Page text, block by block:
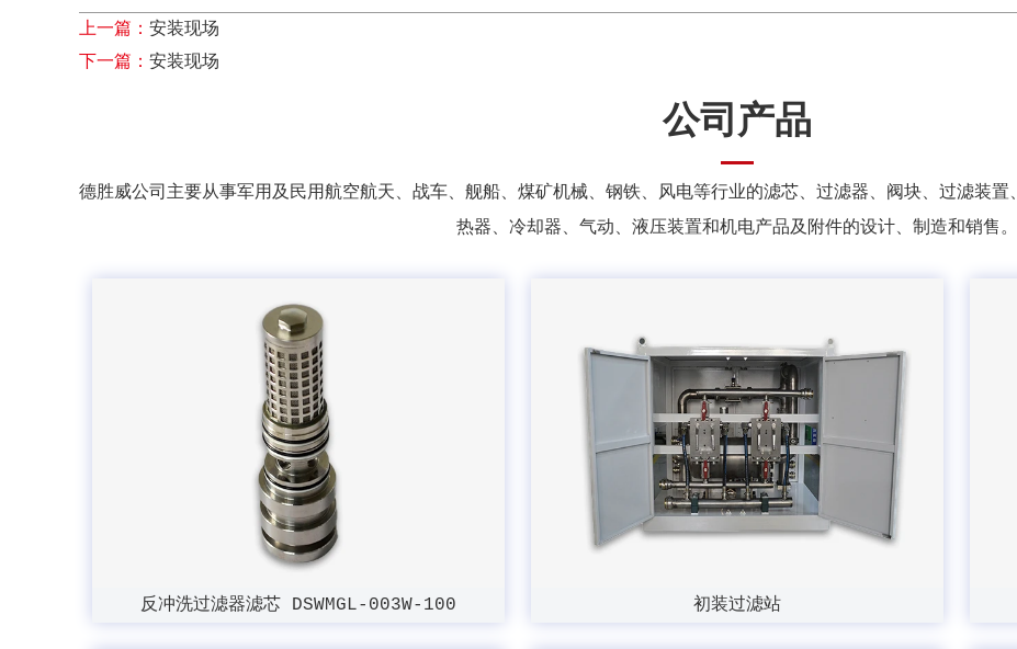
上一篇： 安装现场
下一篇： 安装现场
公司产品
德胜威公司主要从事军用及民用航空航天、战车、舰船、煤矿机械、钢铁、风电等行业的滤芯、过滤器、阀块、过滤装
热器、冷却器、气动、液压装置和机电产品及附件的设计、制造和销售。
反冲洗过滤器滤芯 DSWMGL-003W-100 初装过滤站